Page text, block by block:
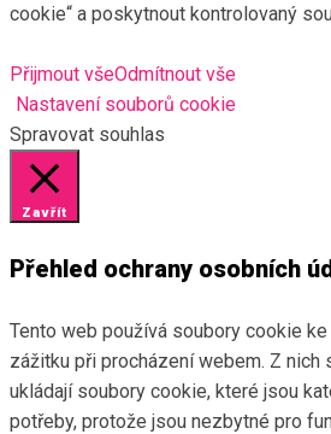
cookie“ a poskytnout kontrolovaný
Přijmout všeOdmítnout vše
Nastavení souborů cookie
Spravovat souhlas
Zavřít
Přehled ochrany osobních
Tento web používá soubory cookie
zážitku při procházení webem. Z nich
ukládají soubory cookie, které jsou
potřeby, protože jsou nezbytné pro